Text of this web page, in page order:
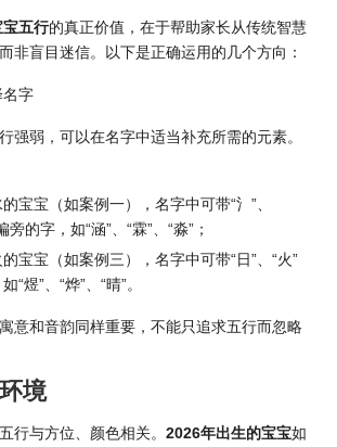
五行的真正价值，在于帮助家长从传统智慧
非盲目迷信。以下是正确运用的几个方向：
名字
强弱，可以在名字中适当补充所需的元素。
宝宝（如案例一），名字中可带“氵”、
旁的字，如“涵”、“霖”、“淼”；
宝宝（如案例三），名字中可带“日”、“火”
“煜”、“烨”、“晴”。
意和音韵同样重要，不能只追求五行而忽略
境
行与方位、颜色相关。 2026年出生的宝宝如